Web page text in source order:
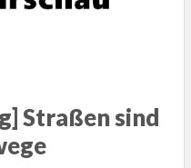
Straßen sind